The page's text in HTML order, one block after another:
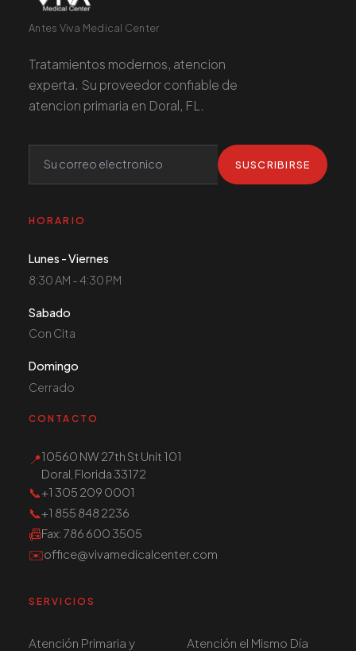
Antes Viva Medical Center
Tratamientos modernos, atencion
experta. Su proveedor confiable de
atencion primaria en Doral, FL.
SUSCRIBIRSE
HORARIO
Lunes - Viernes
8:30 AM - 4:30 PM
Sabado
Con Cita
Domingo
Cerrado
CONTACTO
📍10560 NW 27th St Unit 101
Doral, Florida 33172
📞+1 305 209 0001
📞+1 855 848 2236
📠Fax: 786 600 3505
✉️office@vivamedicalcenter.com
SERVICIOS
Atención Primaria y
Atención el Mismo Día